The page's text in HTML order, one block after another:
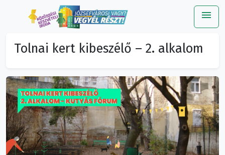
menu
Tolnai kert kibeszélő – 2. alkalom